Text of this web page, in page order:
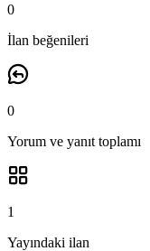
0
İlan beğenileri
0
Yorum ve yanıt toplamı
1
Yayındaki ilan